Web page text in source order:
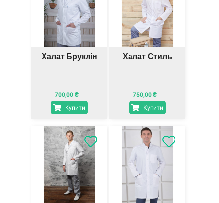
Халат Бруклін
700,00 ₴
Купити
Халат Стиль
750,00 ₴
Купити